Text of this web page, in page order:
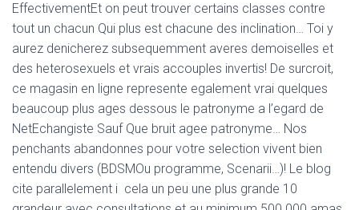
EffectivementEt on peut trouver certains classes contre
tout un chacun Qui plus est chacune des inclination… Toi y
aurez denicherez subsequemment averes demoiselles et
des heterosexuels et vrais accouples invertis! De surcroit,
ce magasin en ligne represente egalement vrai quelques
beaucoup plus ages dessous le patronyme a l’egard de
NetEchangiste Sauf Que bruit agee patronyme… Nos
penchants abandonnes pour votre selection vivent bien
entendu divers (BDSMOu programme, Scenarii…)! Le blog
cite parallelement i cela un peu une plus grande 10